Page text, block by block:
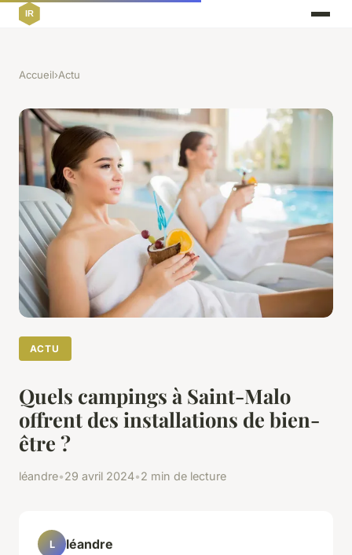
Accueil›Actu
ACTU
Quels campings à Saint-Malo
offrent des installations de bien-
être ?
léandre•29 avril 2024•2 min de lecture
L léandre